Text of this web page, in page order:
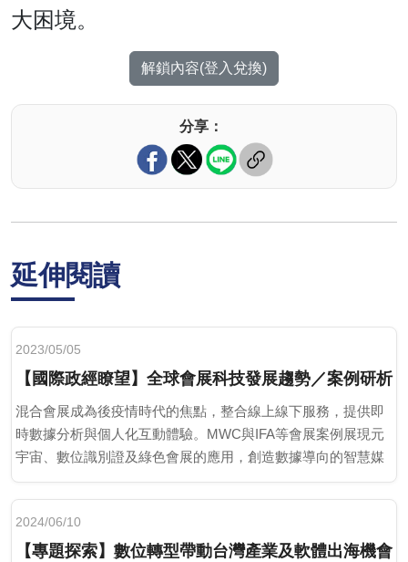
大困境。
解鎖內容(登入兌換)
分享：
延伸閱讀
2023/05/05
【國際政經瞭望】全球會展科技發展趨勢／案例研析
混合會展成為後疫情時代的焦點，整合線上線下服務，提供即
時數據分析與個人化互動體驗。MWC與IFA等會展案例展現元
宇宙、數位識別證及綠色會展的應用，創造數據導向的智慧媒
合。
2024/06/10
【專題探索】數位轉型帶動台灣產業及軟體出海機會